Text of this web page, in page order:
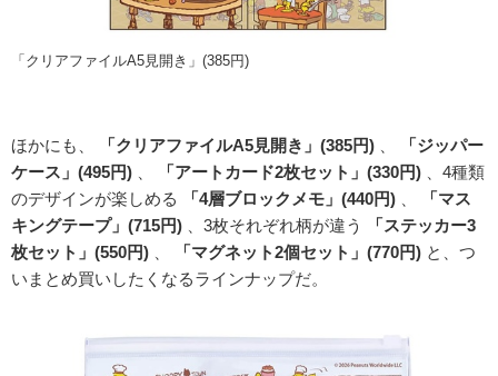
「クリアファイルA5見開き」(385円)
ほかにも、 「クリアファイルA5見開き」(385円) 、
「ジッパー
ケース」(495円) 、 「アートカード2枚セット」(330円) 、4種類
のデザインが楽しめる
「4層ブロックメモ」(440円) 、
「マス
キングテープ」(715円) 、3枚それぞれ柄が違う
「ステッカー3
枚セット」(550円) 、 「マグネット2個セット」(770円) と、つ
いまとめ買いしたくなるラインナップだ。